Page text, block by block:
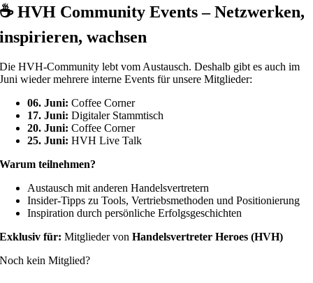
☕HVH Community Events – Netzwerken,
inspirieren, wachsen
Die HVH-Community lebt vom Austausch. Deshalb gibt es auch im
Juni wieder mehrere interne Events für unsere Mitglieder:
06. Juni: Coffee Corner
17. Juni: Digitaler Stammtisch
20. Juni: Coffee Corner
25. Juni: HVH Live Talk
Warum teilnehmen?
Austausch mit anderen Handelsvertretern
Insider-Tipps zu Tools, Vertriebsmethoden und Positionierung
Inspiration durch persönliche Erfolgsgeschichten
Exklusiv für: Mitglieder vonHandelsvertreter Heroes (HVH)
Noch kein Mitglied?